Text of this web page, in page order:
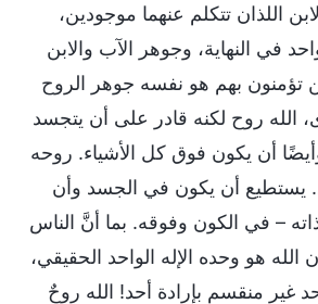
اللذان تتكلم عنهما موجودين،
في النهاية، وجوهر الآب والابن
تؤمنون بهم هو نفسه جوهر الروح
الله روح لكنه قادر على أن يتجسد
أن يكون فوق كل الأشياء. روحه
يستطيع أن يكون في الجسد وأن
– في الكون وفوقه. بما أنَّ الناس
الله هو وحده الإله الواحد الحقيقي،
غير منقسم بإرادة أحد! الله روحٌ